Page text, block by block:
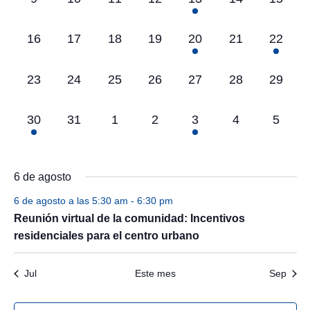
eventos,evento,
0
16
0
17
0
18
0
eventos,
19
1
evento,
20
0
eventos,
21
1
evento,
22
0
23
0
24
0
25
0
26
0
27
0
28
0
29
1
evento,
30
0
31
0
1
0
eventos,
2
1
evento,
3
0
4
0
5
6 de agosto
6 de agosto a las 5:30 am - 6:30 pm
Reunión virtual de la comunidad: Incentivos
residenciales para el centro urbano
Jul Este mes Sep